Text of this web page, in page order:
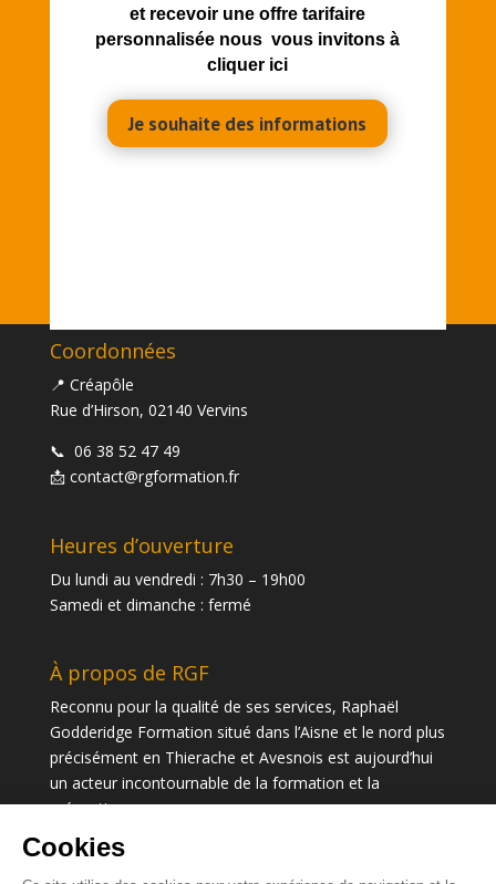
et recevoir une offre tarifaire
personnalisée nous vous invitons à
cliquer ici
Je souhaite des informations
Coordonnées
📍 Créapôle
Rue d’Hirson, 02140 Vervins
📞 06 38 52 47 49
📩 contact@rgformation.fr
Heures d’ouverture
Du lundi au vendredi : 7h30 – 19h00
Samedi et dimanche : fermé
À propos de RGF
Reconnu pour la qualité de ses services, Raphaël
Godderidge Formation situé dans l’Aisne et le nord plus
précisément en Thierache et Avesnois est aujourd’hui
un acteur incontournable de la formation et la
prévention.